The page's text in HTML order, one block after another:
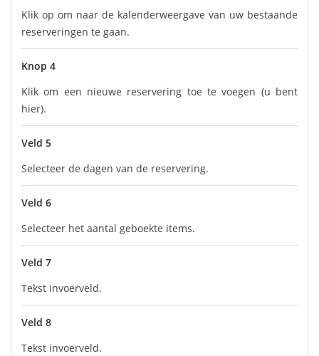
Klik op om naar de kalenderweergave van uw bestaande
reserveringen te gaan.
Knop 4
Klik om een nieuwe reservering toe te voegen (u bent
hier).
Veld 5
Selecteer de dagen van de reservering.
Veld 6
Selecteer het aantal geboekte items.
Veld 7
Tekst invoerveld.
Veld 8
Tekst invoerveld.